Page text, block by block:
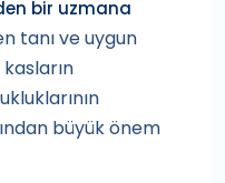
bir uzmana
tanı ve uygun
büyük önem